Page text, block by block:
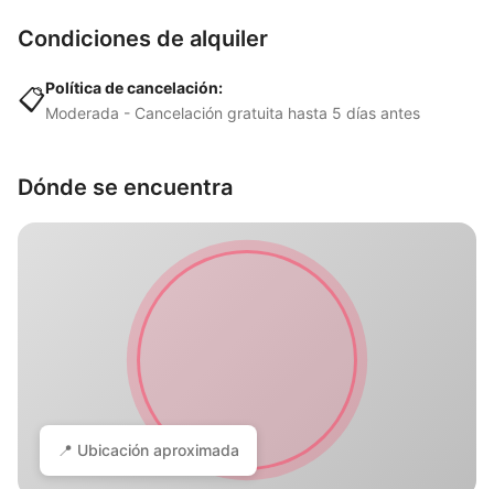
Condiciones de alquiler
📋Política de cancelación:
Moderada - Cancelación gratuita hasta 5 días antes
Dónde se encuentra
📍 Ubicación aproximada